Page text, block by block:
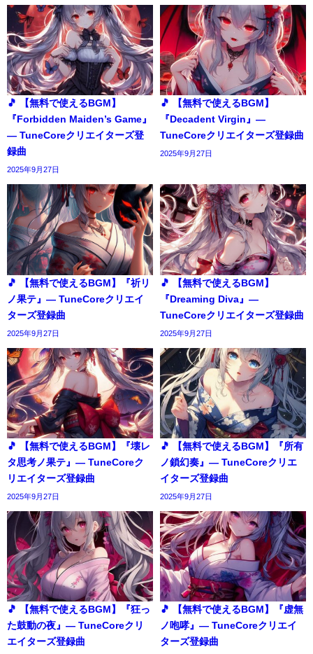
🎵 【無料で使えるBGM】
『Forbidden Maiden’s Game』
― TuneCoreクリエイターズ登
録曲
2025年9月27日
🎵 【無料で使えるBGM】
『Decadent Virgin』―
TuneCoreクリエイターズ登録曲
2025年9月27日
🎵 【無料で使えるBGM】『祈リ
ノ果テ』― TuneCoreクリエイ
ターズ登録曲
2025年9月27日
🎵 【無料で使えるBGM】
『Dreaming Diva』―
TuneCoreクリエイターズ登録曲
2025年9月27日
🎵 【無料で使えるBGM】『壊レ
タ思考ノ果テ』― TuneCoreク
リエイターズ登録曲
2025年9月27日
🎵 【無料で使えるBGM】『所有
ノ鎖幻奏』― TuneCoreクリエ
イターズ登録曲
2025年9月27日
🎵 【無料で使えるBGM】『狂っ
た鼓動の夜』― TuneCoreクリ
エイターズ登録曲
🎵 【無料で使えるBGM】『虚無
ノ咆哮』― TuneCoreクリエイ
ターズ登録曲